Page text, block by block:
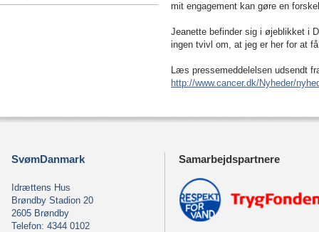
mit engagement kan gøre en
Jeanette befinder sig i øjeblikket i
ingen tvivl om, at jeg er her for at
Læs pressemeddelelsen udsendt
http://www.cancer.dk/Nyheder/
SvømDanmark
Idrættens Hus
Brøndby Stadion 20
2605 Brøndby
Telefon: 4344 0102
Samarbejdspartnere